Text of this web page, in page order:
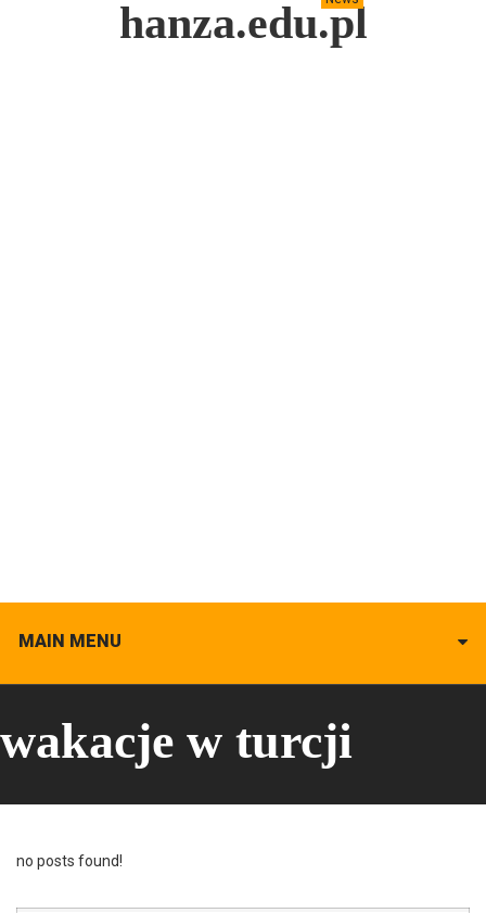
hanza.edu.pl
MAIN MENU
wakacje w turcji
no posts found!